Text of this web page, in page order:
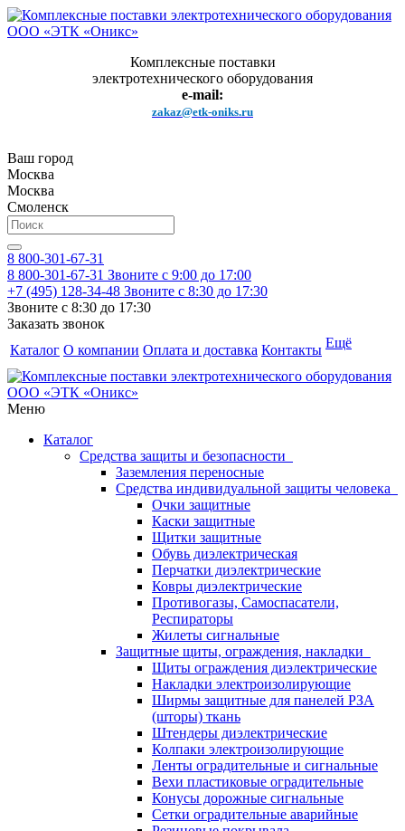
Комплексные поставки
электротехнического оборудования
e-mail:
zakaz@etk-oniks.ru
Ваш город
Москва
Москва
Смоленск
8 800-301-67-31
8 800-301-67-31 Звоните с 9:00 до 17:00
+7 (495) 128-34-48 Звоните с 8:30 до 17:30
Звоните с 8:30 до 17:30
Заказать звонок
Каталог О компании Оплата и доставка Контакты Ещё
Меню
Каталог
Средства защиты и безопасности
Заземления переносные
Средства индивидуальной защиты человека
Очки защитные
Каски защитные
Щитки защитные
Обувь диэлектрическая
Перчатки диэлектрические
Ковры диэлектрические
Противогазы, Самоспасатели,
Респираторы
Жилеты сигнальные
Защитные щиты, ограждения, накладки
Щиты ограждения диэлектрические
Накладки электроизолирующие
Ширмы защитные для панелей РЗА
(шторы) ткань
Штендеры диэлектрические
Колпаки электроизолирующие
Ленты оградительные и сигнальные
Вехи пластиковые оградительные
Конусы дорожные сигнальные
Сетки оградительные аварийные